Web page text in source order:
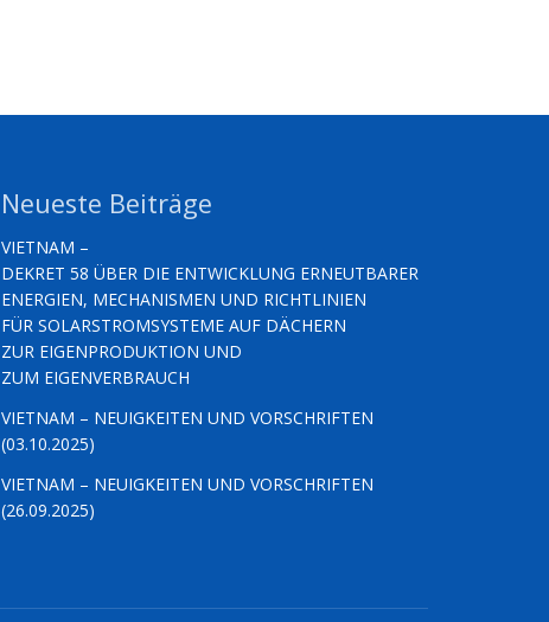
Neueste Beiträge
VIETNAM –
DEKRET 58 ÜBER DIE ENTWICKLUNG ERNEUTBARER
ENERGIEN, MECHANISMEN UND RICHTLINIEN
FÜR SOLARSTROMSYSTEME AUF DÄCHERN
ZUR EIGENPRODUKTION UND
ZUM EIGENVERBRAUCH
VIETNAM – NEUIGKEITEN UND VORSCHRIFTEN
(03.10.2025)
VIETNAM – NEUIGKEITEN UND VORSCHRIFTEN
(26.09.2025)